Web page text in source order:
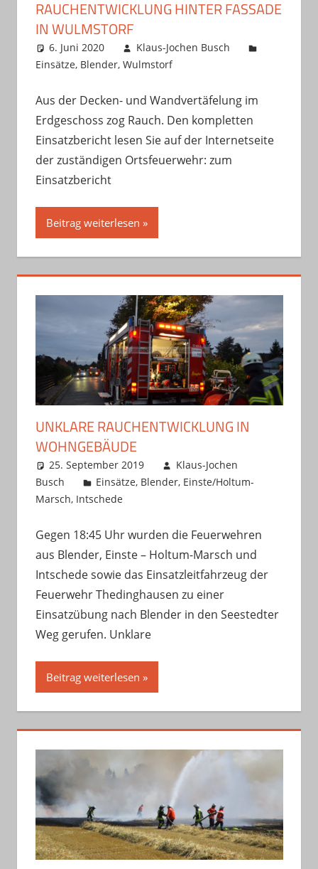
RAUCHENTWICKLUNG HINTER FASSADE
IN WULMSTORF
6. Juni 2020
Klaus-Jochen Busch
Einsätze, Blender, Wulmstorf
Aus der Decken- und Wandvertäfelung im
Erdgeschoss zog Rauch. Den kompletten
Einsatzbericht lesen Sie auf der Internetseite
der zuständigen Ortsfeuerwehr: zum
Einsatzbericht
Beitrag weiterlesen
UNKLARE RAUCHENTWICKLUNG IN
WOHNGEBÄUDE
25. September 2019
Klaus-Jochen
Busch
Einsätze, Blender, Einste/Holtum-
Marsch, Intschede
Gegen 18:45 Uhr wurden die Feuerwehren
aus Blender, Einste – Holtum-Marsch und
Intschede sowie das Einsatzleitfahrzeug der
Feuerwehr Thedinghausen zu einer
Einsatzübung nach Blender in den Seestedter
Weg gerufen. Unklare
Beitrag weiterlesen